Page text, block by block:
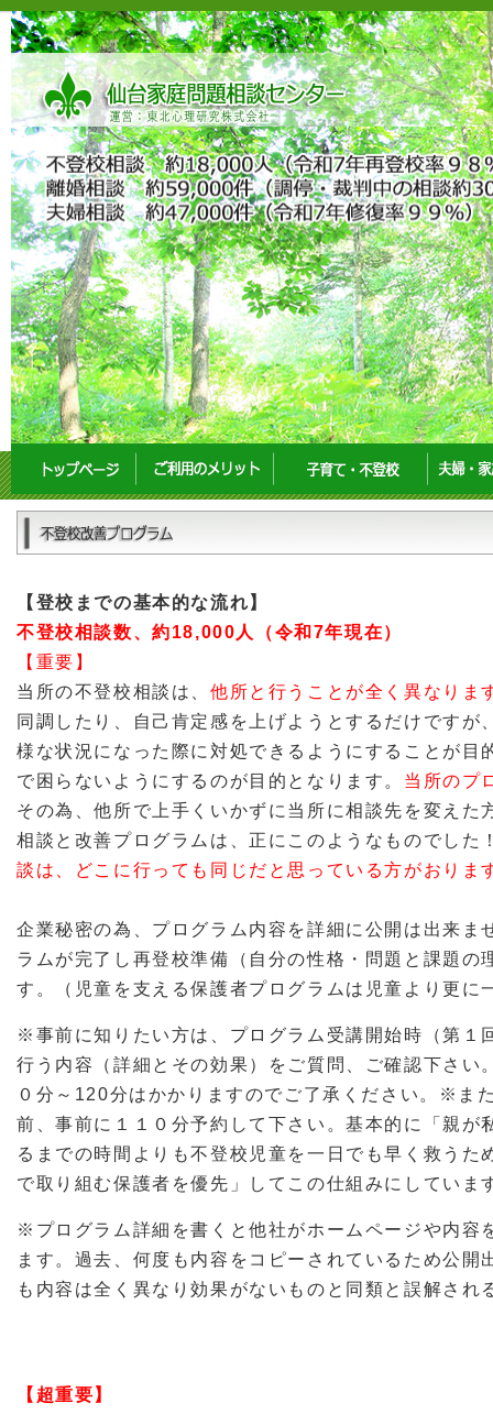
【登校までの基本的な流れ】
不登校相談数、約18,000人（令和7年現在）
【重要】
当所の不登校相談は、 他所と行うことが全く異なりま
同調したり、自己肯定感を上げようとするだけです
様な状況になった際に対処できるようにすることが
で困らないようにするのが目的となります。 当所のプ
その為、他所で上手くいかずに当所に相談先を変え
相談と改善プログラムは、正にこのようなものでした
談は、どこに行っても同じだと思っている方がおりま
企業秘密の為、プログラム内容を詳細に公開は出来
ラムが完了し再登校準備（自分の性格・問題と課題
す。（児童を支える保護者プログラムは児童より更に
※事前に知りたい方は、プログラム受講開始時（第１
行う内容（詳細とその効果）をご質問、ご確認下さ
０分～120分はかかりますのでご了承ください。※ま
前、事前に１１０分予約して下さい。基本的に「親
るまでの時間よりも不登校児童を一日でも早く救う
で取り組む保護者を優先」してこの仕組みにしていま
※プログラム詳細を書くと他社がホームページや内容
ます。過去、何度も内容をコピーされているため公
も内容は全く異なり効果がないものと同類と誤解され
【超重要】